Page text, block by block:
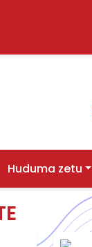
Huduma zetu